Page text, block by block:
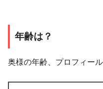
年齢は？
奥様の年齢、プロフィール